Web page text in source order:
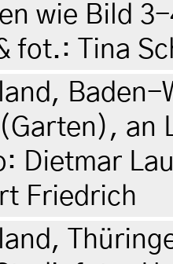
wie Bild
fot.: Tina
Baden-
an
Dietmar
Friedrich